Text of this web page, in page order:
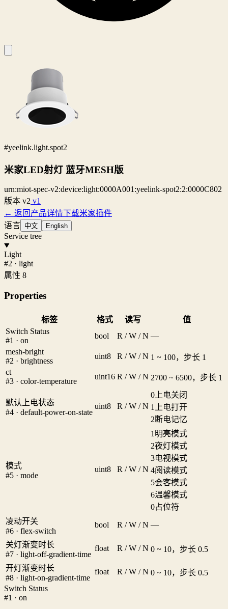
#yeelink.light.spot2
米家LED射灯 蓝牙MESH版
urn:miot-spec-v2:device:light:0000A001:yeelink-spot2:2:0000C802
版本 v2 v1
← 返回产品详情下载米家插件
语言 中文 English
Service tree
Light
#2 · light
属性 8
Properties
标签 格式 读写
值
Switch Status
#1 · on
bool R / W / N —
mesh-bright
#2 · brightness
uint8 R / W / N 1 ~ 100，步长 1
ct
#3 · color-temperature
uint16 R / W / N 2700 ~ 6500，步长 1
默认上电状态
#4 · default-power-on-state
uint8 R / W / N
0 上电关闭
1
上电打开
2断电记忆
模式
#5 · mode
uint8 R / W / N
1 明亮模式
2夜灯模式
3电视模式
4阅读模式
5会客模式
6温馨模式
0占位符
凌动开关
#6 · flex-switch
bool R / W / N —
关灯渐变时长
#7 · light-off-gradient-time
float R / W / N 0 ~ 10，步长 0.5
开灯渐变时长
#8 · light-on-gradient-time
float R / W / N 0 ~ 10，步长 0.5
Switch Status
#1 · on